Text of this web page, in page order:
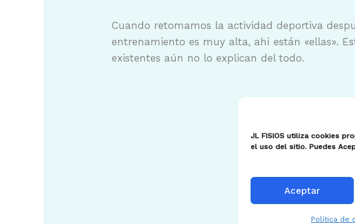
JL FISIOS utiliza cookies
el uso del sitio. Puedes
Aceptar
Política de
Cuando retomamos la actividad deportiva
entrenamiento es muy alta, ahí están «ellas».
existentes aún no lo explican del todo.